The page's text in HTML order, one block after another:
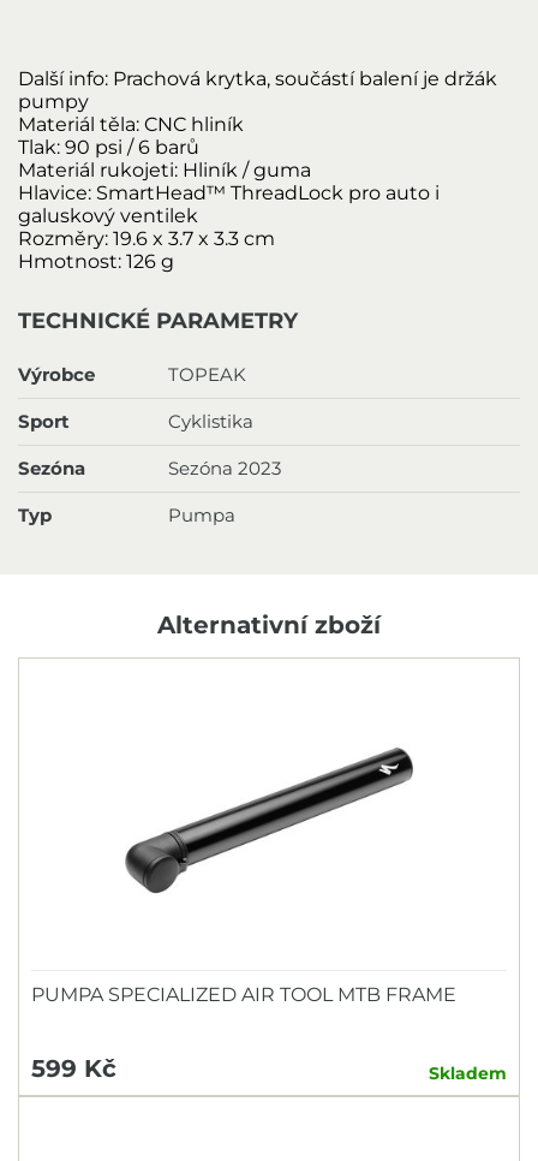
Další info: Prachová krytka, součástí balení je držák
pumpy
Materiál těla: CNC hliník
Tlak: 90 psi / 6 barů
Materiál rukojeti: Hliník / guma
Hlavice: SmartHead™ ThreadLock pro auto i
galuskový ventilek
Rozměry: 19.6 x 3.7 x 3.3 cm
Hmotnost: 126 g
TECHNICKÉ PARAMETRY
Výrobce TOPEAK
Sport Cyklistika
Sezóna Sezóna 2023
Typ Pumpa
Alternativní zboží
PUMPA SPECIALIZED AIR TOOL MTB FRAME
599 Kč Skladem